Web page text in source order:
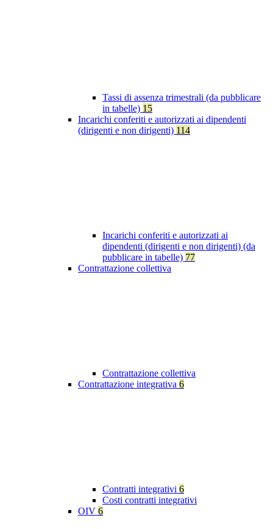
Tassi di assenza trimestrali (da pubblicare
in tabelle) 15
Incarichi conferiti e autorizzati ai dipendenti
(dirigenti e non dirigenti) 114
Incarichi conferiti e autorizzati ai
dipendenti (dirigenti e non dirigenti) (da
pubblicare in tabelle) 77
Contrattazione collettiva
Contrattazione collettiva
Contrattazione integrativa 6
Contratti integrativi 6
Costi contratti integrativi
OIV 6